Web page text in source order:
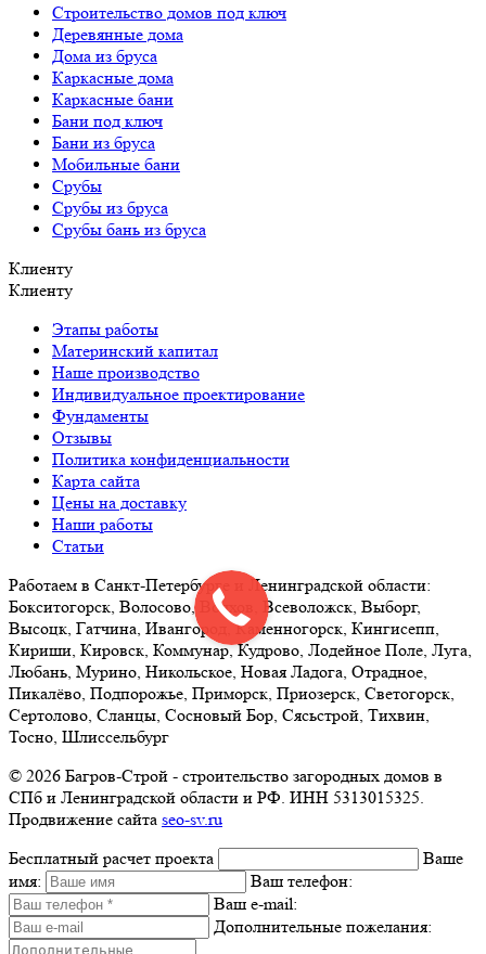
Строительство домов под ключ
Деревянные дома
Дома из бруса
Каркасные дома
Каркасные бани
Бани под ключ
Бани из бруса
Мобильные бани
Срубы
Срубы из бруса
Срубы бань из бруса
Клиенту
Клиенту
Этапы работы
Материнский капитал
Наше производство
Индивидуальное проектирование
Фундаменты
Отзывы
Политика конфиденциальности
Карта сайта
Цены на доставку
Наши работы
Статьи
Работаем в Санкт-Петербурге и Ленинградской области:
Бокситогорск, Волосово, Волхов, Всеволожск, Выборг,
Высоцк, Гатчина, Ивангород, Каменногорск, Кингисепп,
Кириши, Кировск, Коммунар, Кудрово, Лодейное Поле, Луга,
Любань, Мурино, Никольское, Новая Ладога, Отрадное,
Пикалёво, Подпорожье, Приморск, Приозерск, Светогорск,
Сертолово, Сланцы, Сосновый Бор, Сясьстрой, Тихвин,
Тосно, Шлиссельбург
© 2026 Багров-Строй - строительство загородных домов в
СПб и Ленинградской области и РФ. ИНН 5313015325.
Продвижение сайта seo-sv.ru
Бесплатный расчет проекта
Ваше
имя:
Ваш телефон:
Ваш e-mail:
Дополнительные пожелания: